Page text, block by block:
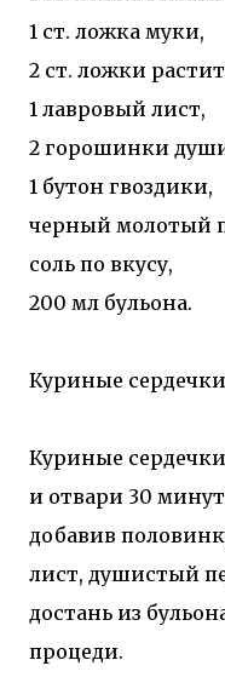
1 ст. ложка муки,
2 ст. ложки
1 лавровый лист,
2 горошинки
1 бутон гвоздики,
черный молотый
соль по вкусу,
200 мл бульона.
Куриные
Куриные
и отвари 30
добавив
лист, душистый
достань из
процеди.